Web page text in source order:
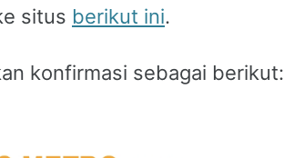
situs berikut ini.
konfirmasi sebagai berikut: